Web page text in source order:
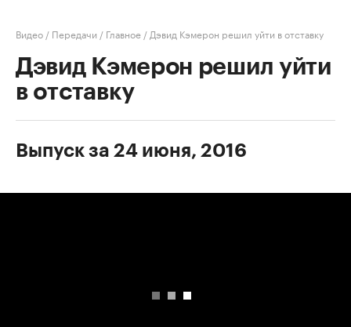
Видео / Передачи / Главное / Дэвид Кэмерон решил уйти в отставку
Дэвид Кэмерон решил уйти
в отставку
Выпуск за 24 июня, 2016